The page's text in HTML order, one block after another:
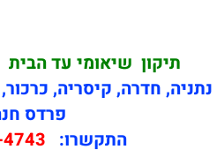
תיקון שיאומי עד הבית
נתניה, חדרה, קיסריה,
פרדס
התקשרו: